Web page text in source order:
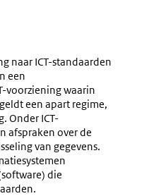
naar ICT-standaarden
een
voorziening waarin
een apart regime,
Onder ICT-
afspraken over de
van gegevens.
die